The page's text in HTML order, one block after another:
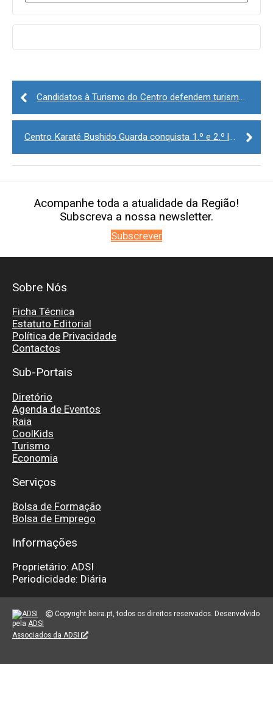
Post
navigation
Candidatos à Turismo do Centro defendem turismo sustentável e parcerias com Espanha
Centro Karaté Bushido Guarda conquista 1.º e 2.º lugares, na fase regional do Campeonato Nacional de Karaté da Federação
Acompanhe toda a atualidade da Região!
Subscreva a nossa newsletter.
Subscrever
Sobre Nós
Ficha Técnica
Estatuto Editorial
Política de Privacidade
Contactos
Sub-Portais
Diretório
Agenda de Eventos
Raia
CoolKids
Turismo
Economia
Serviços
Bolsa de Formação
Bolsa de Emprego
Informações
Proprietário: ADSI
Periodicidade: Diária
Copyright beira.pt, todos os direitos reservados. Desenvolvido
pela ADSI
Associados da ADSI